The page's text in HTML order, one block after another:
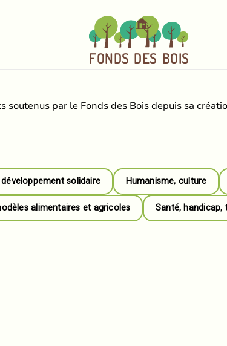
FONDS DES BOIS
soutenus par le Fonds des Bois depuis sa
solidaire Humanisme, culture
alimentaires et agricoles Santé, handicap,